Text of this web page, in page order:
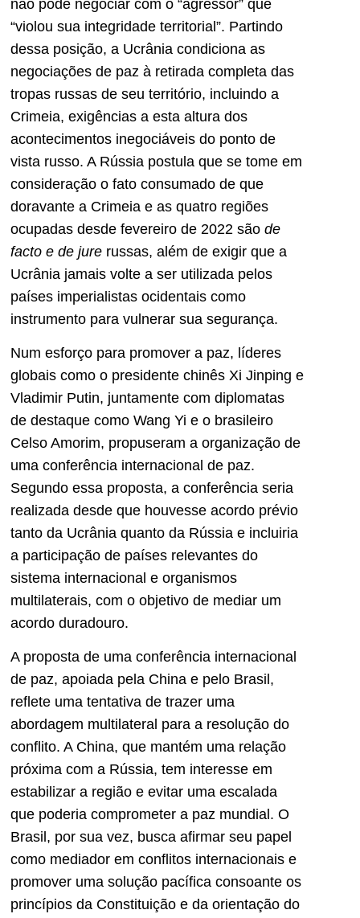
não pode negociar com o “agressor” que
“violou sua integridade territorial”. Partindo
dessa posição, a Ucrânia condiciona as
negociações de paz à retirada completa das
tropas russas de seu território, incluindo a
Crimeia, exigências a esta altura dos
acontecimentos inegociáveis do ponto de
vista russo. A Rússia postula que se tome em
consideração o fato consumado de que
doravante a Crimeia e as quatro regiões
ocupadas desde fevereiro de 2022 são de
facto e de jure russas, além de exigir que a
Ucrânia jamais volte a ser utilizada pelos
países imperialistas ocidentais como
instrumento para vulnerar sua segurança.
Num esforço para promover a paz, líderes
globais como o presidente chinês Xi Jinping e
Vladimir Putin, juntamente com diplomatas
de destaque como Wang Yi e o brasileiro
Celso Amorim, propuseram a organização de
uma conferência internacional de paz.
Segundo essa proposta, a conferência seria
realizada desde que houvesse acordo prévio
tanto da Ucrânia quanto da Rússia e incluiria
a participação de países relevantes do
sistema internacional e organismos
multilaterais, com o objetivo de mediar um
acordo duradouro.
A proposta de uma conferência internacional
de paz, apoiada pela China e pelo Brasil,
reflete uma tentativa de trazer uma
abordagem multilateral para a resolução do
conflito. A China, que mantém uma relação
próxima com a Rússia, tem interesse em
estabilizar a região e evitar uma escalada
que poderia comprometer a paz mundial. O
Brasil, por sua vez, busca afirmar seu papel
como mediador em conflitos internacionais e
promover uma solução pacífica consoante os
princípios da Constituição e da orientação do